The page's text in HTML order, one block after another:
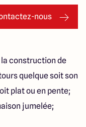
nous
la construction de
quelque soit son
plat ou en pente;
jumelée;